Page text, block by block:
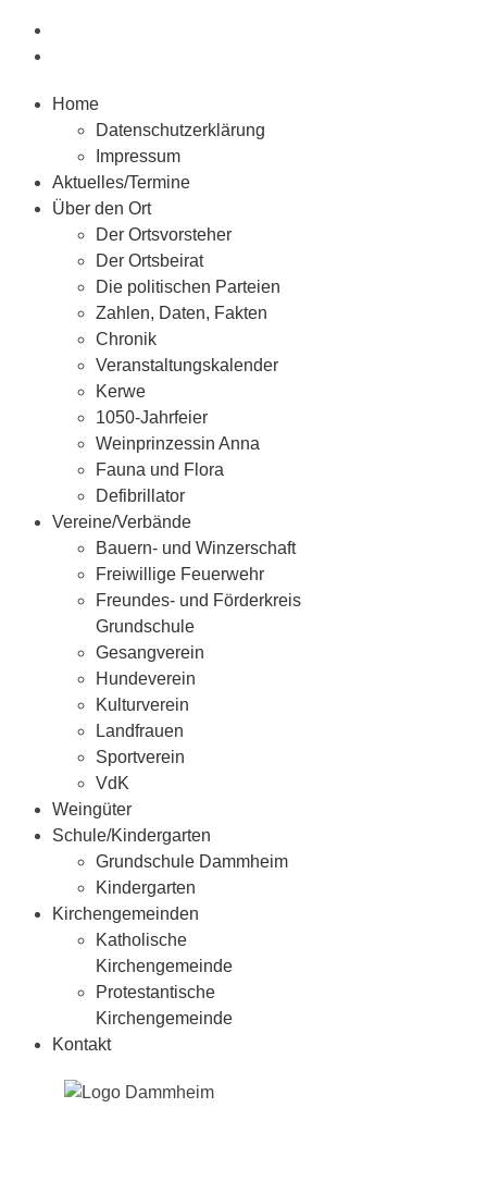
Home
Datenschutzerklärung
Impressum
Aktuelles/Termine
Über den Ort
Der Ortsvorsteher
Der Ortsbeirat
Die politischen Parteien
Zahlen, Daten, Fakten
Chronik
Veranstaltungskalender
Kerwe
1050-Jahrfeier
Weinprinzessin Anna
Fauna und Flora
Defibrillator
Vereine/Verbände
Bauern- und Winzerschaft
Freiwillige Feuerwehr
Freundes- und Förderkreis
Grundschule
Gesangverein
Hundeverein
Kulturverein
Landfrauen
Sportverein
VdK
Weingüter
Schule/Kindergarten
Grundschule Dammheim
Kindergarten
Kirchengemeinden
Katholische
Kirchengemeinde
Protestantische
Kirchengemeinde
Kontakt